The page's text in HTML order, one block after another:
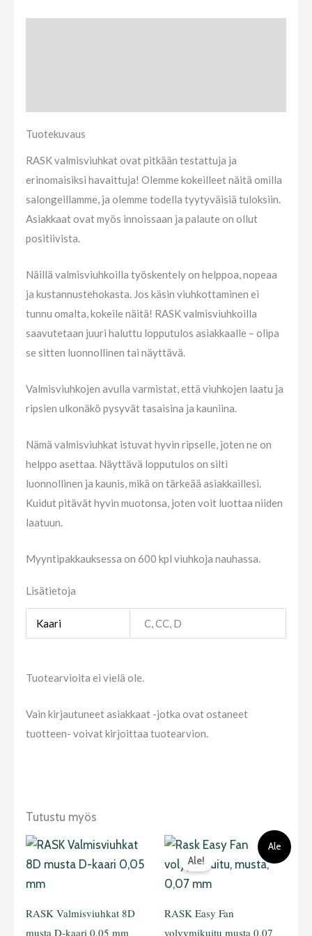
Tuotekuvaus
RASK valmisviuhkat ovat pitkään testattuja ja
erinomaisiksi havaittuja! Olemme kokeilleet näitä omilla
salongeillamme, ja olemme todella tyytyväisiä tuloksiin.
Asiakkaat ovat myös innoissaan ja palaute on ollut
positiivista.
Näillä valmisviuhkoilla työskentely on helppoa, nopeaa
ja kustannustehokasta. Jos käsin viuhkottaminen ei
tunnu omalta, kokeile näitä! RASK valmisviuhkoilla
saavutetaan juuri haluttu lopputulos asiakkaalle – olipa
se sitten luonnollinen tai näyttävä.
Valmisviuhkojen avulla varmistat, että viuhkojen laatu ja
ripsien ulkonäkö pysyvät tasaisina ja kauniina.
Nämä valmisviuhkat istuvat hyvin ripselle, joten ne on
helppo asettaa. Näyttävä lopputulos on silti
luonnollinen ja kaunis, mikä on tärkeää asiakkaillesi.
Kuidut pitävät hyvin muotonsa, joten voit luottaa niiden
laatuun.
Myyntipakkauksessa on 600 kpl viuhkoja nauhassa.
Lisätietoja
Kaari C, CC, D
Tuotearvioita ei vielä ole.
Vain kirjautuneet asiakkaat -jotka ovat ostaneet
tuotteen- voivat kirjoittaa tuotearvion.
Tutustu myös
RASK Valmisviuhkat 8D
musta D-kaari 0,05 mm
Tällä
tuotteella
Ale
Ale!
RASK Easy Fan
volyymikuitu musta 0,07
Alkuperäinen
hinta
oli:
10,90 €.
Nykyinen
hinta
on:
5,00 €.
Tällä
tuotteella